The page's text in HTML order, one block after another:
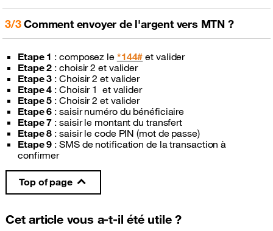
3/3Comment envoyer de l'argent vers MTN ?
Etape 1 : composez le *144# et valider
Etape 2 : choisir 2 et valider
Etape 3 : Choisir 2 et valider
Etape 4 : Choisir 1 et valider
Etape 5 : Choisir 2 et valider
Etape 6 : saisir numéro du bénéficiaire
Etape 7 : saisir le montant du transfert
Etape 8 : saisir le code PIN (mot de passe)
Etape 9 : SMS de notification de la transaction à
confirmer
Top of page
Cet article vous a-t-il été utile ?